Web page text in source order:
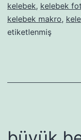
kelebek, kelebek
kelebek makro,
etiketlenmiş